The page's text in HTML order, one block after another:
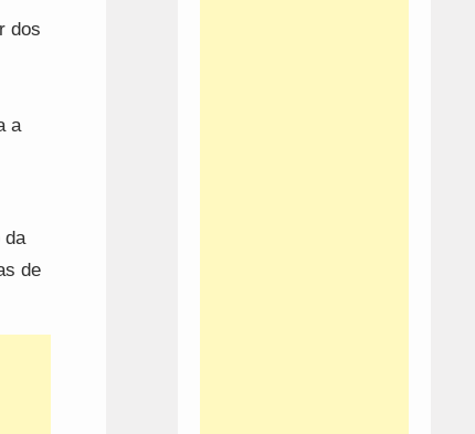
dos
a
da
de